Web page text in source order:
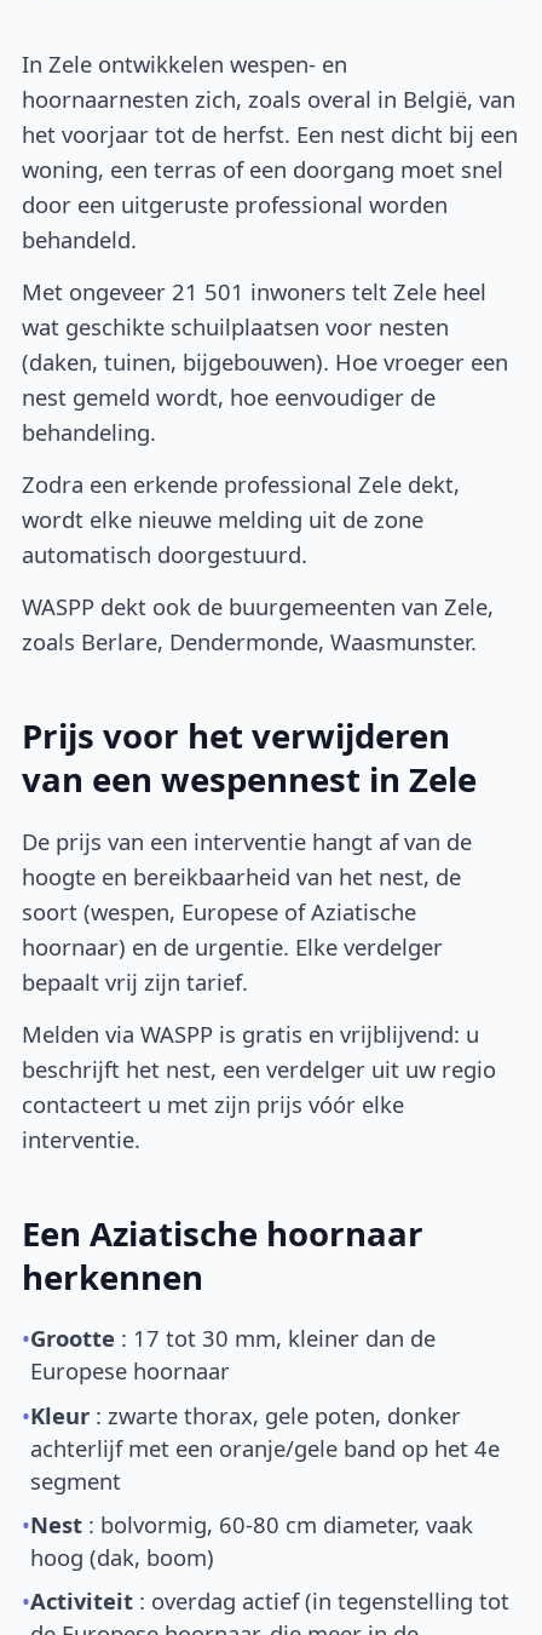
In Zele ontwikkelen wespen- en
hoornaarnesten zich, zoals overal in België, van
het voorjaar tot de herfst. Een nest dicht bij een
woning, een terras of een doorgang moet snel
door een uitgeruste professional worden
behandeld.
Met ongeveer 21 501 inwoners telt Zele heel
wat geschikte schuilplaatsen voor nesten
(daken, tuinen, bijgebouwen). Hoe vroeger een
nest gemeld wordt, hoe eenvoudiger de
behandeling.
Zodra een erkende professional Zele dekt,
wordt elke nieuwe melding uit de zone
automatisch doorgestuurd.
WASPP dekt ook de buurgemeenten van Zele,
zoals Berlare, Dendermonde, Waasmunster.
Prijs voor het verwijderen
van een wespennest in Zele
De prijs van een interventie hangt af van de
hoogte en bereikbaarheid van het nest, de
soort (wespen, Europese of Aziatische
hoornaar) en de urgentie. Elke verdelger
bepaalt vrij zijn tarief.
Melden via WASPP is gratis en vrijblijvend: u
beschrijft het nest, een verdelger uit uw regio
contacteert u met zijn prijs vóór elke
interventie.
Een Aziatische hoornaar
herkennen
•Grootte : 17 tot 30 mm, kleiner dan de
Europese hoornaar
•Kleur : zwarte thorax, gele poten, donker
achterlijf met een oranje/gele band op het 4e
segment
•Nest : bolvormig, 60-80 cm diameter, vaak
hoog (dak, boom)
•Activiteit : overdag actief (in tegenstelling tot